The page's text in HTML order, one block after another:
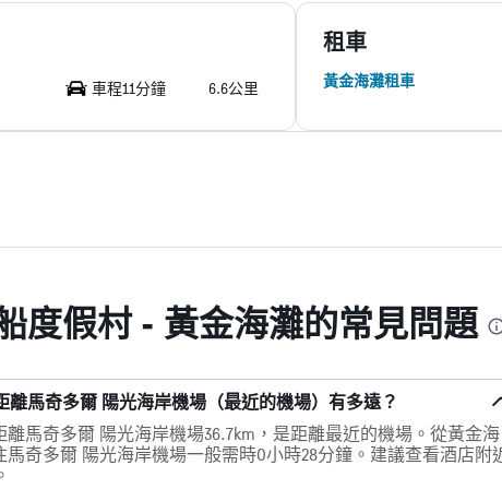
車程11分鐘 6.6公里
租車
黃金海灘租車
度假村 - 黃金海灘的常見問題
馬奇多爾 陽光海岸機場（最近的機場）有多遠？
馬奇多爾 陽光海岸機場36.7km，是距離最近的機場。從黃金海
奇多爾 陽光海岸機場一般需時0小時28分鐘。建議查看酒店附